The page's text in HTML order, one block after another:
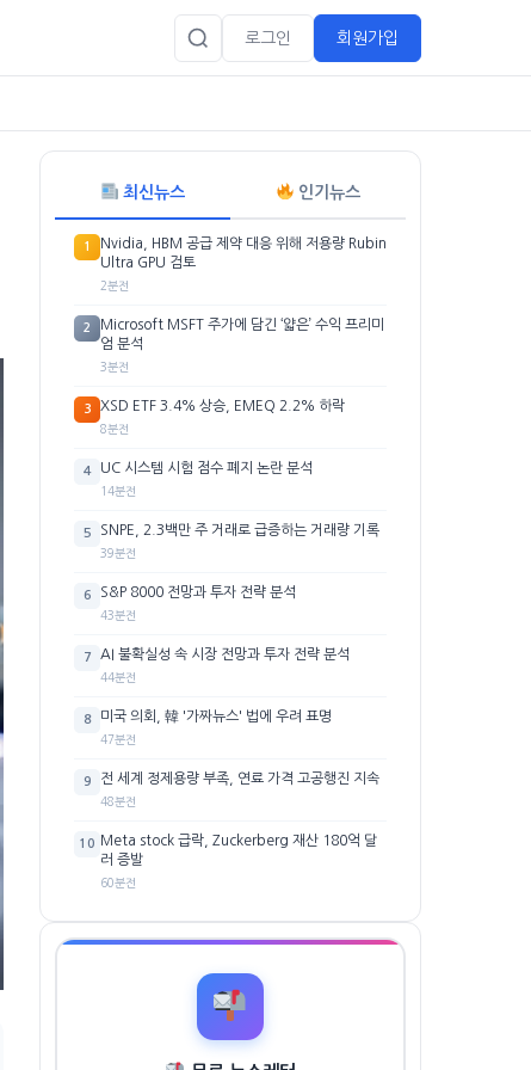
로그인 회원가입
최신뉴스 인기뉴스
1
Nvidia, HBM 공급 제약 대응 위해 저용량 Rubin
Ultra GPU 검토
2분전
2
Microsoft MSFT 주가에 담긴 ‘얇은’ 수익 프리미
엄 분석
3분전
3 XSD ETF 3.4% 상승, EMEQ 2.2% 하락
8분전
4 UC 시스템 시험 점수 폐지 논란 분석
14분전
5 SNPE, 2.3백만 주 거래로 급증하는 거래량 기록
39분전
6 S&P 8000 전망과 투자 전략 분석
43분전
7 AI 불확실성 속 시장 전망과 투자 전략 분석
44분전
8 미국 의회, 韓 '가짜뉴스' 법에 우려 표명
47분전
9 전 세계 정제용량 부족, 연료 가격 고공행진 지속
48분전
10
Meta stock 급락, Zuckerberg 재산 180억 달
러 증발
60분전